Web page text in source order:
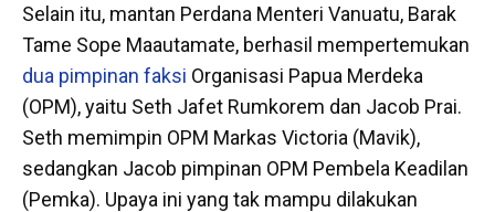
Selain itu, mantan Perdana Menteri Vanuatu, Barak
Tame Sope Maautamate, berhasil mempertemukan
dua pimpinan faksi Organisasi Papua Merdeka
(OPM), yaitu Seth Jafet Rumkorem dan Jacob Prai.
Seth memimpin OPM Markas Victoria (Mavik),
sedangkan Jacob pimpinan OPM Pembela Keadilan
(Pemka). Upaya ini yang tak mampu dilakukan